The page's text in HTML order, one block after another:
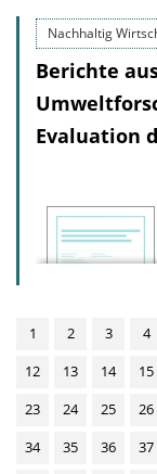
Nachhaltig
Berichte
Evaluation
1 2 3 4
12
13 14 15
23
24 25 26
34
35 36 37